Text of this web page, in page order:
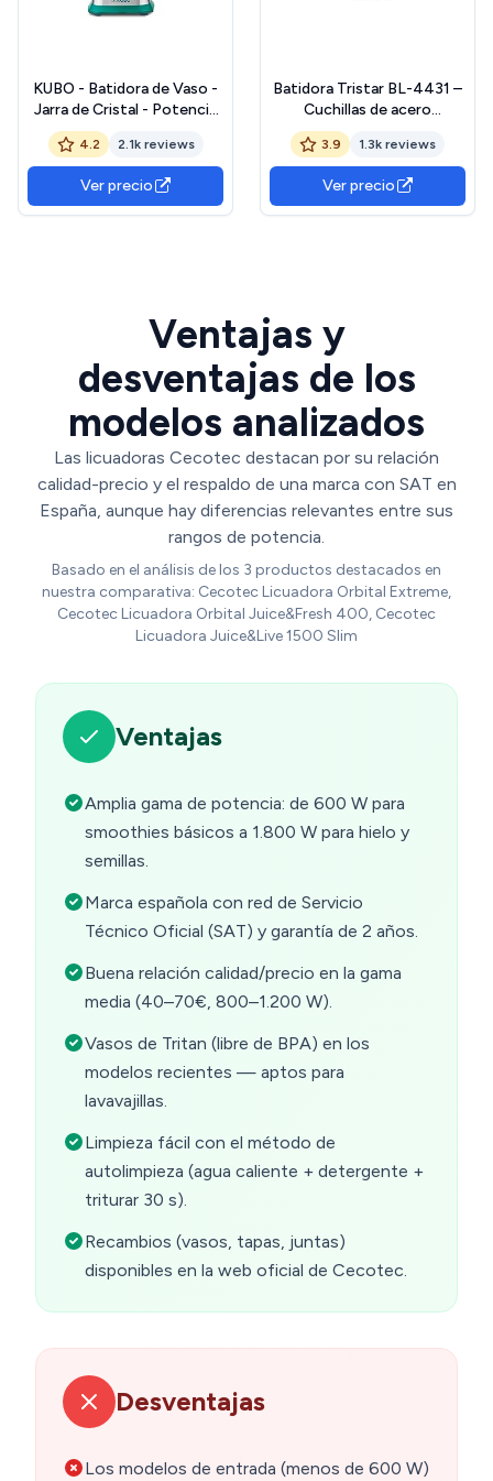
KUBO - Batidora de Vaso -
Jarra de Cristal - Potencia
1000W - 4 velocidades - 6
Cuchillas de Acero
Inoxidable - Capacidad: 1.5l
4.2 2.1k reviews
Ver precio
Batidora Tristar BL-4431 –
Cuchillas de acero
inoxidable – Jarra extraíble
de 0,45 litros
3.9 1.3k reviews
Ver precio
Ventajas y
desventajas de los
modelos analizados
Las licuadoras Cecotec destacan por su relación
calidad-precio y el respaldo de una marca con SAT en
España, aunque hay diferencias relevantes entre sus
rangos de potencia.
Basado en el análisis de los 3 productos destacados en
nuestra comparativa: Cecotec Licuadora Orbital Extreme,
Cecotec Licuadora Orbital Juice&Fresh 400, Cecotec
Licuadora Juice&Live 1500 Slim
Ventajas
Amplia gama de potencia: de 600 W para
smoothies básicos a 1.800 W para hielo y
semillas.
Marca española con red de Servicio
Técnico Oficial (SAT) y garantía de 2 años.
Buena relación calidad/precio en la gama
media (40–70€, 800–1.200 W).
Vasos de Tritan (libre de BPA) en los
modelos recientes — aptos para
lavavajillas.
Limpieza fácil con el método de
autolimpieza (agua caliente + detergente +
triturar 30 s).
Recambios (vasos, tapas, juntas)
disponibles en la web oficial de Cecotec.
Desventajas
Los modelos de entrada (menos de 600 W)